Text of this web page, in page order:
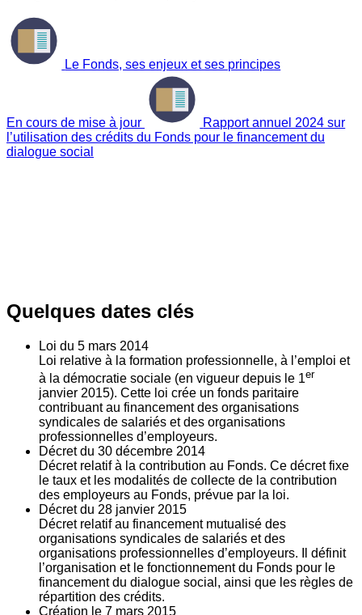
Le Fonds, ses enjeux et ses principes
En cours de mise à jour
Rapport annuel 2024 sur
l’utilisation des crédits du Fonds pour le financement du
dialogue social
Quelques dates clés
Loi du 5 mars 2014
Loi relative à la formation professionnelle, à l’emploi et
à la démocratie sociale (en vigueur depuis le 1er
janvier 2015). Cette loi crée un fonds paritaire
contribuant au financement des organisations
syndicales de salariés et des organisations
professionnelles d’employeurs.
Décret du 30 décembre 2014
Décret relatif à la contribution au Fonds. Ce décret fixe
le taux et les modalités de collecte de la contribution
des employeurs au Fonds, prévue par la loi.
Décret du 28 janvier 2015
Décret relatif au financement mutualisé des
organisations syndicales de salariés et des
organisations professionnelles d’employeurs. Il définit
l’organisation et le fonctionnement du Fonds pour le
financement du dialogue social, ainsi que les règles de
répartition des crédits.
Création le 7 mars 2015